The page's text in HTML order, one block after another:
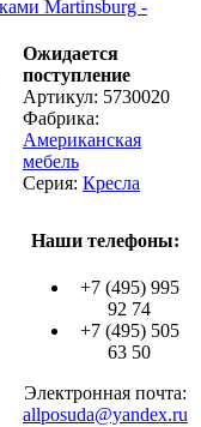
Ожидается
поступление
Артикул: 5730020
Фабрика:
Американская
мебель
Серия: Кресла
Наши телефоны:
+7 (495) 995
92 74
+7 (495) 505
63 50
Электронная почта:
allposuda@yandex.ru